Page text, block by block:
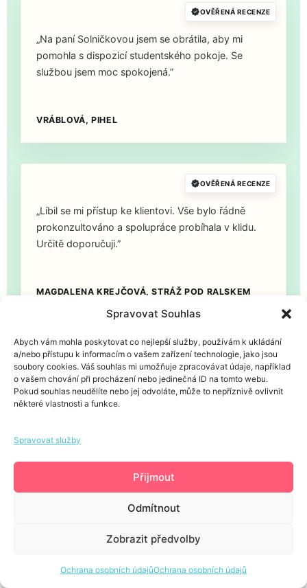
Spravovat Souhlas
Abych vám mohla poskytovat co nejlepší služby, používám k ukládání
a/nebo přístupu k informacím o vašem zařízení technologie, jako jsou
soubory cookies. Váš souhlas mi umožňuje zpracovávat údaje, například
o vašem chování při procházení nebo jedinečná ID na tomto webu.
Pokud souhlas neudělíte nebo jej odvoláte, může to nepříznivě ovlivnit
některé vlastnosti a funkce.
Spravovat služby
Přijmout
Odmítnout
Zobrazit předvolby
Ochrana osobních údajůOchrana osobních údajů
OVĚŘENÁ RECENZE
„Na paní Solničkovou jsem se obrátila, aby mi
pomohla s dispozicí studentského pokoje. Se
službou jsem moc spokojená.”
VRÁBLOVÁ, PIHEL
OVĚŘENÁ RECENZE
„Líbil se mi přístup ke klientovi. Vše bylo řádně
prokonzultováno a spolupráce probíhala v klidu.
Určitě doporučuji.”
MAGDALENA KREJČOVÁ, STRÁŽ POD RALSKEM
OVĚŘENÁ RECENZE
„Služby paní Solničkové rozhodně doporučuji.
Přístup je vysoce seriózní, ocenila jsem flexibilitu,
HALÍČKOVÁ, DĚČÍN
dispozičně a jak byly zpracovány všechny naše